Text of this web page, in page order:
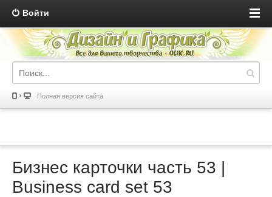
Войти
Полная версия сайта
Бизнес карточки часть 53 |
Business card set 53